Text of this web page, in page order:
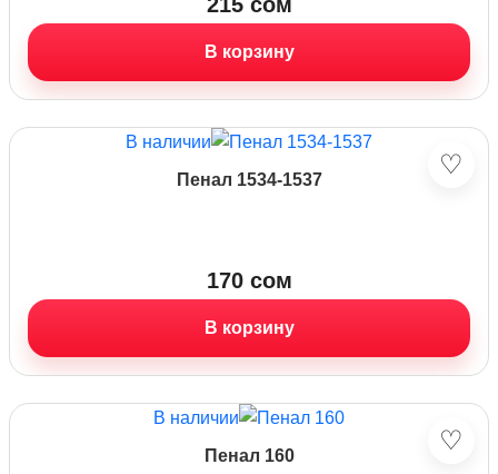
В корзину
В наличии
♡
Пенал 1534-1537
170 сом
В корзину
В наличии
♡
Пенал 160